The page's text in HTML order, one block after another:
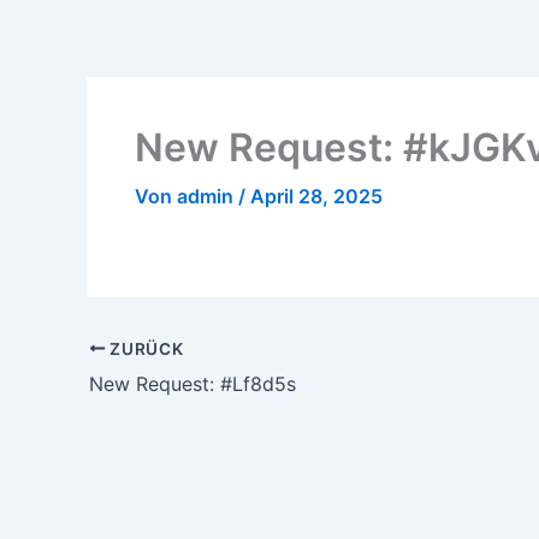
New Request:
Von admin / April 28, 2025
ZURÜCK
New Request: #Lf8d5s